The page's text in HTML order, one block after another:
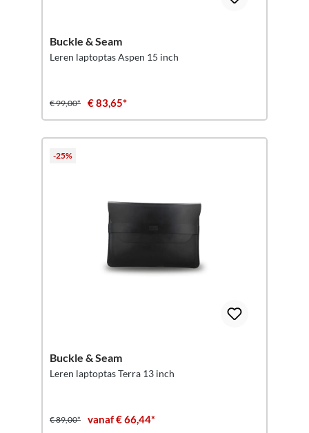
Buckle & Seam
Leren laptoptas Aspen 15 inch
€ 99,00* € 83,65*
-25%
Buckle & Seam
Leren laptoptas Terra 13 inch
€ 89,00* vanaf € 66,44*